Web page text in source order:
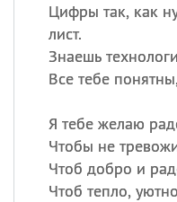
Цифры так, как
лист.
Знаешь
Все тебе
Я тебе желаю
Чтобы не
Чтоб добро и
Чтоб тепло,